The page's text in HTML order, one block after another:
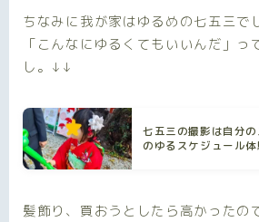
ちなみに我が家はゆるめの七五三で
「こんなにゆるくてもいいんだ」っ
し。↓↓
七五三の撮影は自分
のゆるスケジュール
髪飾り、買おうとしたら高かったの